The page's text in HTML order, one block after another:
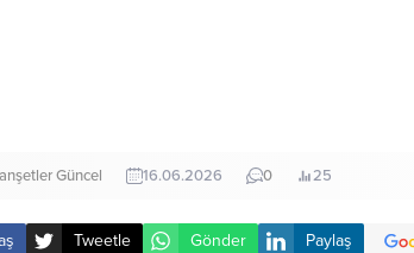
Güncel 16.06.2026 0 25
Tweetle Gönder Paylaş